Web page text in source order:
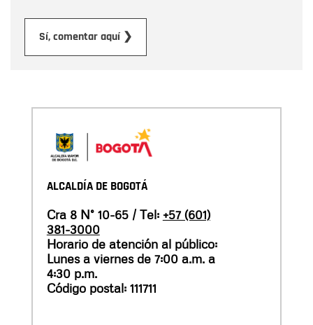
Sí, comentar aquí ❯
ALCALDÍA DE BOGOTÁ
Cra 8 N° 10-65 / Tel: +57 (601)
381-3000
Horario de atención al público:
Lunes a viernes de 7:00 a.m. a
4:30 p.m.
Código postal: 111711